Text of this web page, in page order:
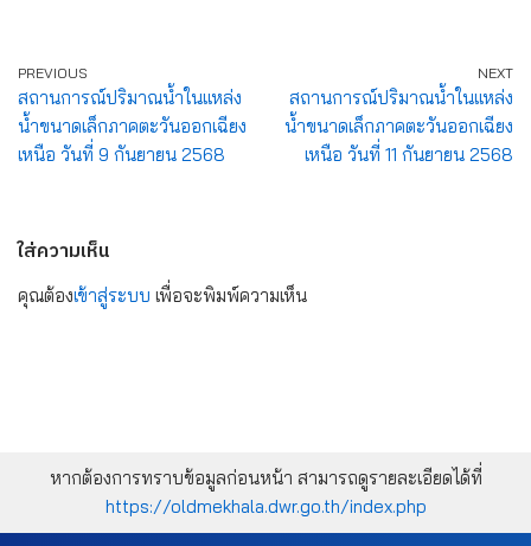
PREVIOUS
สถานการณ์ปริมาณน้ำในแหล่ง
น้ำขนาดเล็กภาคตะวันออกเฉียง
เหนือ วันที่ 9 กันยายน 2568
NEXT
สถานการณ์ปริมาณน้ำในแหล่ง
น้ำขนาดเล็กภาคตะวันออกเฉียง
เหนือ วันที่ 11 กันยายน 2568
ใส่ความเห็น
คุณต้องเข้าสู่ระบบ เพื่อจะพิมพ์ความเห็น
หากต้องการทราบข้อมูลก่อนหน้า สามารถดูรายละเอียดได้ที่
https://oldmekhala.dwr.go.th/index.php